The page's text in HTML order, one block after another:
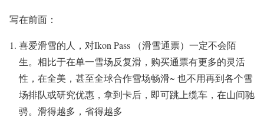
写在前面：
喜爱滑雪的人，对Ikon Pass （滑雪通票）一定不会陌
生。相比于在单一雪场反复滑，购买通票有更多的灵活
性，在全美，甚至全球合作雪场畅滑~ 也不用再到各个雪
场排队或研究优惠，拿到卡后，即可跳上缆车，在山间驰
骋。滑得越多，省得越多